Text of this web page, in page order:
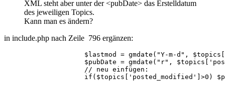
XML steht aber unter der <pubDate> das Erstelldatum
des jeweiligen Topics.
Kann man es ändern?
in include.php nach Zeile 796 ergänzen:
$lastmod = gmdate("Y-m-d",
$pubDate = gmdate("r",
                    // neu einfügen:
if($topics['posted_modified']>0)